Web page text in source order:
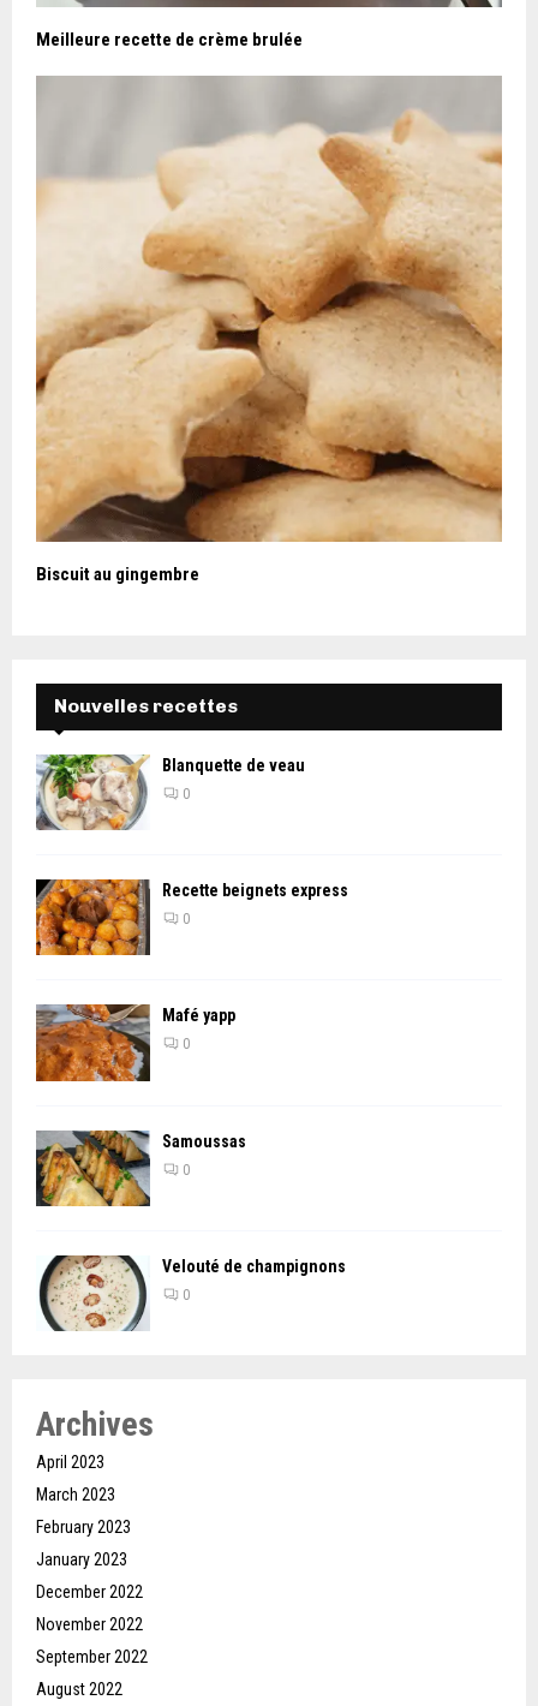
Meilleure recette de crème brulée
Biscuit au gingembre
Nouvelles recettes
Blanquette de veau
0
Recette beignets express
0
Mafé yapp
0
Samoussas
0
Velouté de champignons
0
Archives
April 2023
March 2023
February 2023
January 2023
December 2022
November 2022
September 2022
August 2022